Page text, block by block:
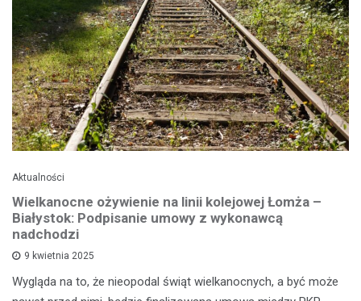
Aktualności
Wielkanocne ożywienie na linii kolejowej Łomża –
Białystok: Podpisanie umowy z wykonawcą
nadchodzi
9 kwietnia 2025
Wygląda na to, że nieopodal świąt wielkanocnych, a być może